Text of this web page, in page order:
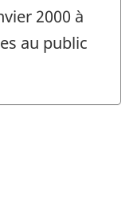
2000 à
au public